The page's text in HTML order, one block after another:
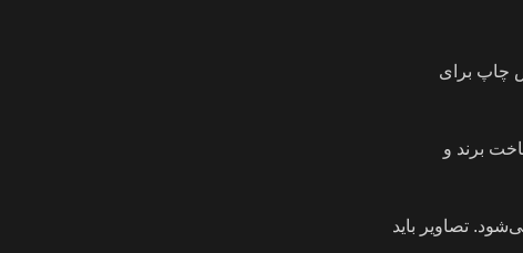
چاپ برای
برند و
تصاویر باید